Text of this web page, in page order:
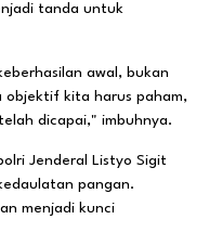
tanda untuk
awal, bukan
objektif kita harus paham,
dicapai," imbuhnya.
Jenderal Listyo Sigit
pangan.
menjadi kunci